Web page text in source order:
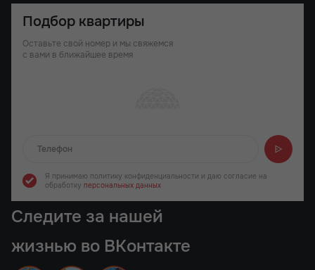
Подбор квартиры
Оставьте свой номер и мы свяжемся
с вами в ближайшее время
Я принимаю политику конфиденциальности и даю согласие на
обработку персональных данных
Следите за нашей
жизнью во ВКонтакте